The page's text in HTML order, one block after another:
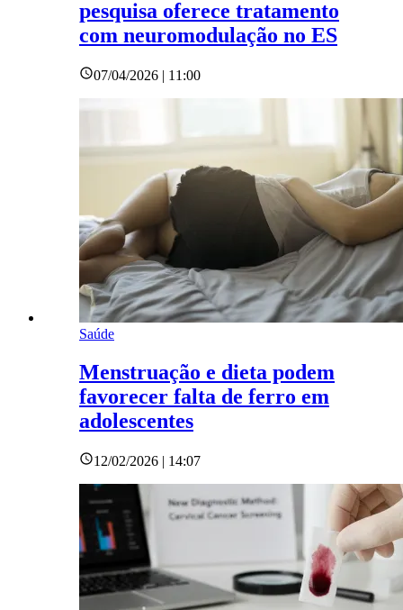
pesquisa oferece tratamento
com neuromodulação no ES
07/04/2026 | 11:00
Saúde
Menstruação e dieta podem
favorecer falta de ferro em
adolescentes
12/02/2026 | 14:07